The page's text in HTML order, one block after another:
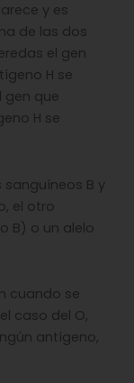
y es
de las dos
el gen
H se
gen que
H se
B y
el otro
B) o un alelo
cuando se
caso del O,
antígeno,